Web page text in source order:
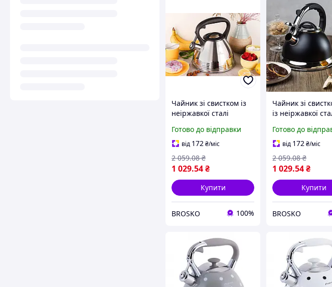
Чайник зі свистком із
неіржавкої сталі
кухні 3 л з бакелітовою
ручкою й індукцією
Готово до відправки
від 172 ₴/міс
1 029.54₴
2 059.08 ₴
Купити
BROSKO 100%
Чайник зі
із неіржавкої
бакелітовою
чорний
Готово до
від 172 ₴/міс
1 029.54₴
2 059.08 ₴
Купити
BROSKO